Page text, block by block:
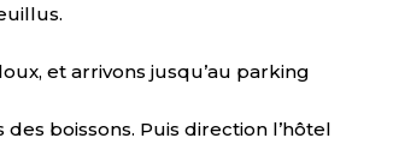
et arrivons jusqu’au parking
boissons. Puis direction l’hôtel